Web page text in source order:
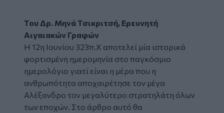
Του Δρ. Μηνά Τσικριτσή, Ερευνητή
Αιγαιακών Γραφών
Η 12η Ιουνίου 323π.Χ αποτελεί μία ιστορικά
φορτισμένη ημερομηνία στο παγκόσμιο
ημερολόγιο γιατί είναι η μέρα που η
ανθρωπότητα αποχαιρέτησε τον μέγα
Αλέξανδρο τον μεγαλύτερο στρατηλάτη όλων
των εποχών. Στο άρθρο αυτό θα